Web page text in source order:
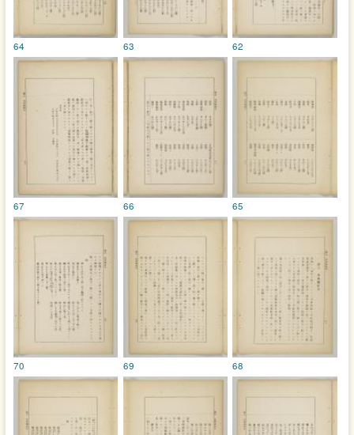
62
63
64
65
66
67
68
69
70